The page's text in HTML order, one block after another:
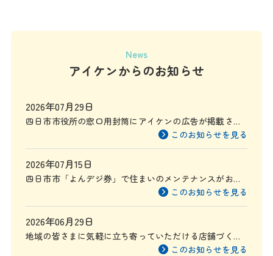
News
アイケンからのお知らせ
2026年07月29日
四日市市役所の窓口用封筒にアイケンの広告が掲載され
このお知らせを見る
2026年07月15日
四日市市「よんデジ券」で住まいのメンテナンスがお得
このお知らせを見る
2026年06月29日
地域の皆さまに気軽に立ち寄っていただける店舗づくり
このお知らせを見る